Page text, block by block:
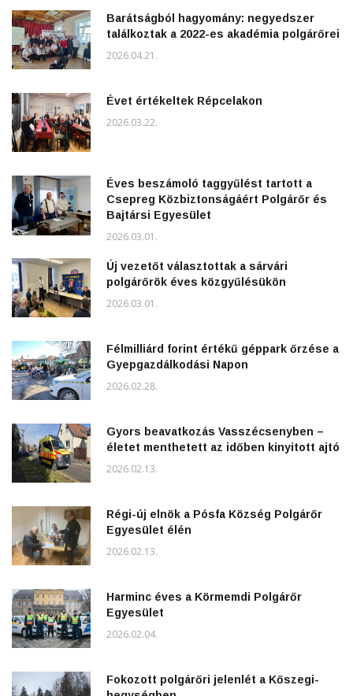
Barátságból hagyomány: negyedszer
találkoztak a 2022-es akadémia polgárőrei
2026.04.21.
Évet értékeltek Répcelakon
2026.03.22.
Éves beszámoló taggyűlést tartott a
Csepreg Közbiztonságáért Polgárőr és
Bajtársi Egyesület
2026.03.01.
Új vezetőt választottak a sárvári
polgárőrök éves közgyűlésükön
2026.03.01.
Félmilliárd forint értékű géppark őrzése a
Gyepgazdálkodási Napon
2026.02.28.
Gyors beavatkozás Vasszécsenyben –
életet menthetett az időben kinyitott ajtó
2026.02.13.
Régi-új elnök a Pósfa Község Polgárőr
Egyesület élén
2026.02.13.
Harminc éves a Körmemdi Polgárőr
Egyesület
2026.02.04.
Fokozott polgárőri jelenlét a Kőszegi-